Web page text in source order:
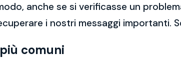
anche se si verificasse un
i nostri messaggi importanti.
comuni